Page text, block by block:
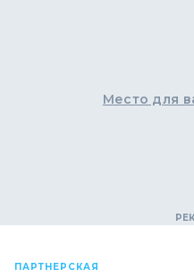
Место для
ПАРТНЕРСКАЯ